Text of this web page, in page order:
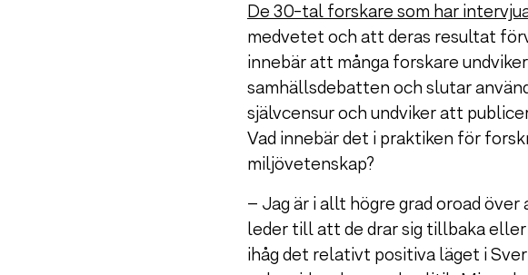
De 30-tal forskare som har
medvetet och att deras resultat
innebär att många forskare
samhällsdebatten och slutar
självcensur och undviker att
Vad innebär det i praktiken för
miljövetenskap?
– Jag är i allt högre grad oroad
leder till att de drar sig tillbaka
ihåg det relativt positiva läget i